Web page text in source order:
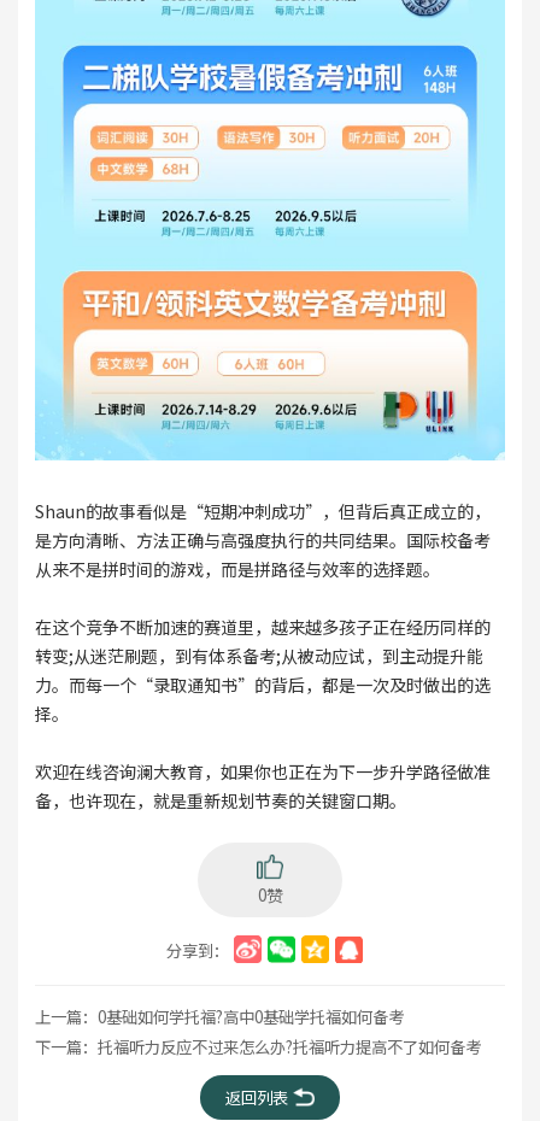
Shaun的故事看似是“短期冲刺成功”，但背后真正成立的，
是方向清晰、方法正确与高强度执行的共同结果。国际校备考
从来不是拼时间的游戏，而是拼路径与效率的选择题。
在这个竞争不断加速的赛道里，越来越多孩子正在经历同样的
转变;从迷茫刷题，到有体系备考;从被动应试，到主动提升能
力。而每一个“录取通知书”的背后，都是一次及时做出的选
择。
欢迎在线咨询澜大教育，如果你也正在为下一步升学路径做准
备，也许现在，就是重新规划节奏的关键窗口期。
0赞
分享到：
上一篇： 0基础如何学托福?高中0基础学托福如何备考
下一篇： 托福听力反应不过来怎么办?托福听力提高不了如何备考
返回列表